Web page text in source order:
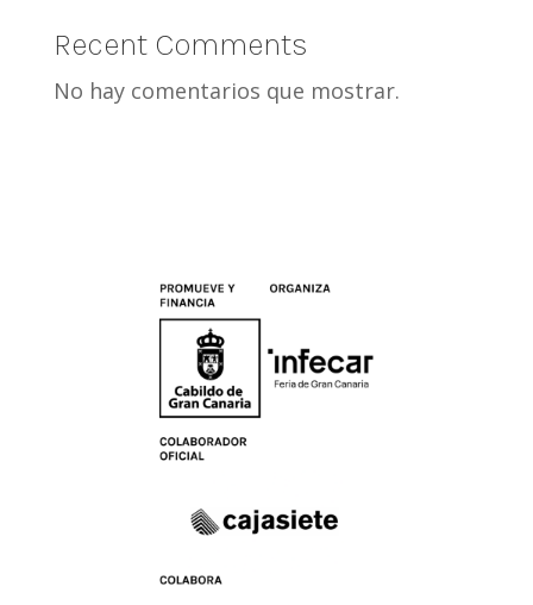
Recent Comments
No hay comentarios que mostrar.